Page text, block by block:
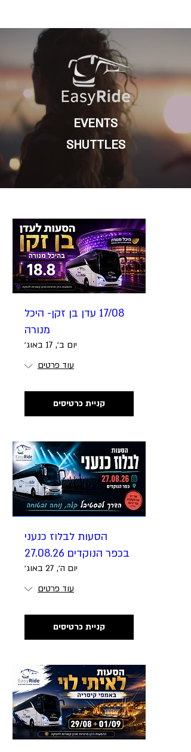
EVENTS
SHUTTLES
17/08 עדן בן זקן- היכל
מנורה
יום ב׳, 17 באוג׳
עוד פרטים
קניית כרטיסים
הסעות לבלוז כנעני
בכפר הנוקדים 27.08.26
יום ה׳, 27 באוג׳
עוד פרטים
קניית כרטיסים